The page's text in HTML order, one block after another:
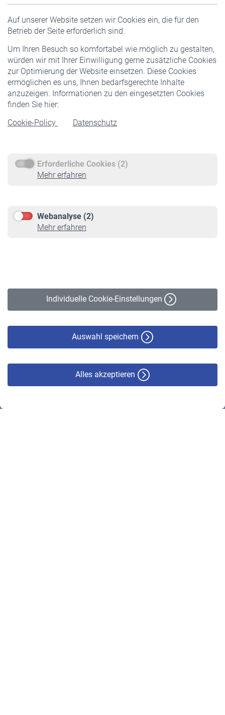
Auf unserer Website setzen wir Cookies ein, die für den
Betrieb der Seite erforderlich sind.
Um Ihren Besuch so komfortabel wie möglich zu gestalten,
würden wir mit Ihrer Einwilligung gerne zusätzliche Cookies
zur Optimierung der Website einsetzen. Diese Cookies
ermöglichen es uns, Ihnen bedarfsgerechte Inhalte
anzuzeigen. Informationen zu den eingesetzten Cookies
finden Sie hier:
Cookie-Policy
Datenschutz
Erforderliche Cookies (2)
Mehr erfahren
Webanalyse (2)
Mehr erfahren
Individuelle Cookie-Einstellungen
Auswahl speichern
Alles akzeptieren
Pflichtversicherung
Staatliche Förderung
Veranstaltungen
Rentner
Rentenbeginn
Rente beantragen
Service
Informationen
Online-Rechner
VBLnewsletter
Erklärung zur Barrierefreiheit
© VBL 2026